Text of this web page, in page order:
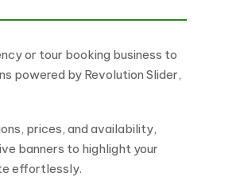
or tour booking business to
powered by Revolution Slider,
prices, and availability,
banners to highlight your
effortlessly.